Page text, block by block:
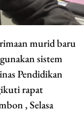
murid baru
sistem
Pendidikan
rapat
, Selasa